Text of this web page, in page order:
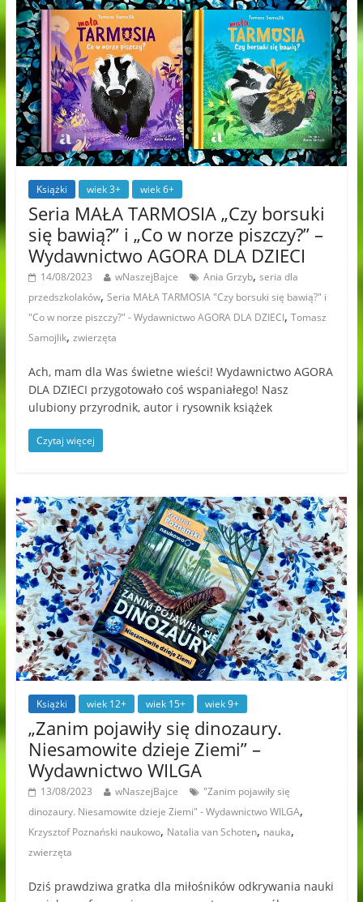
Książki wiek 3+ wiek 6+
Seria MAŁA TARMOSIA „Czy borsuki
się bawią?” i „Co w norze piszczy?” –
Wydawnictwo AGORA DLA DZIECI
14/08/2023 wNaszejBajce Ania Grzyb, seria dla
przedszkolaków, Seria MAŁA TARMOSIA "Czy borsuki się bawią?" i
"Co w norze piszczy?" - Wydawnictwo AGORA DLA DZIECI, Tomasz
Samojlik, zwierzęta
Ach, mam dla Was świetne wieści! Wydawnictwo AGORA
DLA DZIECI przygotowało coś wspaniałego! Nasz
ulubiony przyrodnik, autor i rysownik książek
Czytaj więcej
Książki wiek 12+ wiek 15+ wiek 9+
„Zanim pojawiły się dinozaury.
Niesamowite dzieje Ziemi” –
Wydawnictwo WILGA
13/08/2023 wNaszejBajce
"Zanim pojawiły się
dinozaury. Niesamowite dzieje Ziemi" - Wydawnictwo WILGA,
Krzysztof Poznański naukowo, Natalia van Schoten, nauka,
zwierzęta
Dziś prawdziwa gratka dla miłośników odkrywania nauki